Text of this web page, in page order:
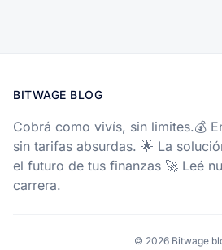
BITWAGE BLOG
Cobrá como vivís, sin limites.💰
sin tarifas absurdas. 🌟 La
el futuro de tus finanzas 🚀 Leé
carrera.
© 2026 Bitwage